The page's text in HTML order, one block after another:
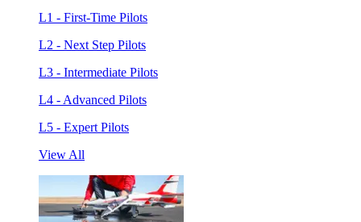
L1 - First-Time Pilots
L2 - Next Step Pilots
L3 - Intermediate Pilots
L4 - Advanced Pilots
L5 - Expert Pilots
View All